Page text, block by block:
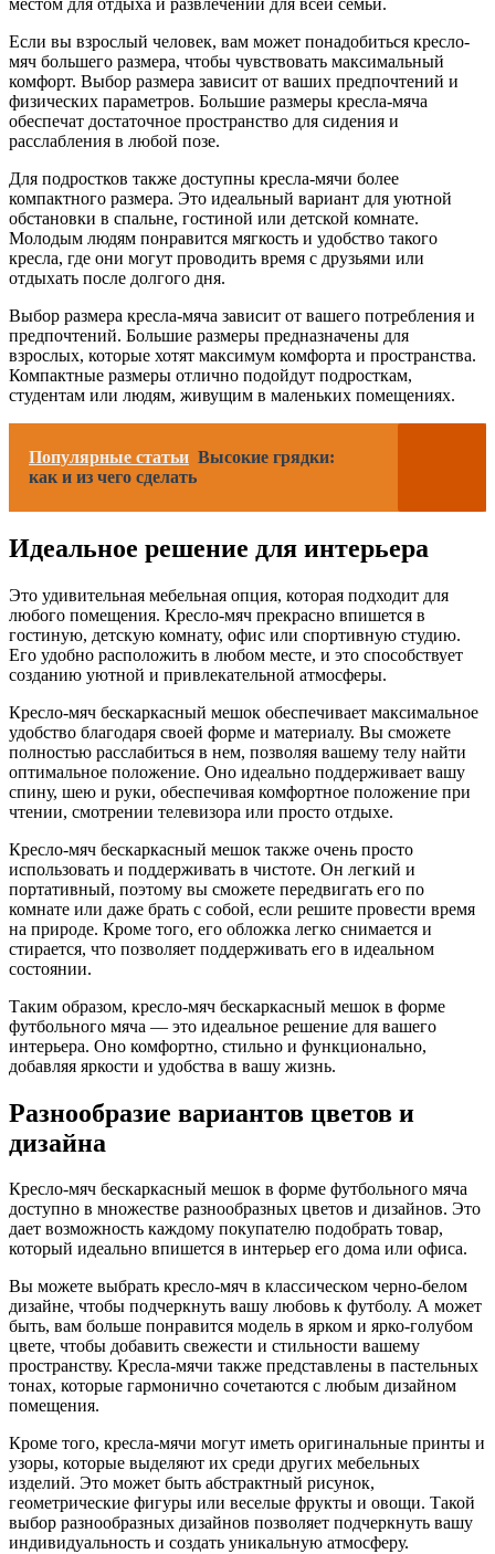
Если вы взрослый человек, вам может понадобиться кресло-
мяч большего размера, чтобы чувствовать максимальный
комфорт. Выбор размера зависит от ваших предпочтений и
физических параметров. Большие размеры кресла-мяча
обеспечат достаточное пространство для сидения и
расслабления в любой позе.
Для подростков также доступны кресла-мячи более
компактного размера. Это идеальный вариант для уютной
обстановки в спальне, гостиной или детской комнате.
Молодым людям понравится мягкость и удобство такого
кресла, где они могут проводить время с друзьями или
отдыхать после долгого дня.
Выбор размера кресла-мяча зависит от вашего потребления и
предпочтений. Большие размеры предназначены для
взрослых, которые хотят максимум комфорта и пространства.
Компактные размеры отлично подойдут подросткам,
студентам или людям, живущим в маленьких помещениях.
Популярные статьи Высокие грядки:
как и из чего сделать
Идеальное решение для интерьера
Это удивительная мебельная опция, которая подходит для
любого помещения. Кресло-мяч прекрасно впишется в
гостиную, детскую комнату, офис или спортивную студию.
Его удобно расположить в любом месте, и это способствует
созданию уютной и привлекательной атмосферы.
Кресло-мяч бескаркасный мешок обеспечивает максимальное
удобство благодаря своей форме и материалу. Вы сможете
полностью расслабиться в нем, позволяя вашему телу найти
оптимальное положение. Оно идеально поддерживает вашу
спину, шею и руки, обеспечивая комфортное положение при
чтении, смотрении телевизора или просто отдыхе.
Кресло-мяч бескаркасный мешок также очень просто
использовать и поддерживать в чистоте. Он легкий и
портативный, поэтому вы сможете передвигать его по
комнате или даже брать с собой, если решите провести время
на природе. Кроме того, его обложка легко снимается и
стирается, что позволяет поддерживать его в идеальном
состоянии.
Таким образом, кресло-мяч бескаркасный мешок в форме
футбольного мяча — это идеальное решение для вашего
интерьера. Оно комфортно, стильно и функционально,
добавляя яркости и удобства в вашу жизнь.
Разнообразие вариантов цветов и
дизайна
Кресло-мяч бескаркасный мешок в форме футбольного мяча
доступно в множестве разнообразных цветов и дизайнов. Это
дает возможность каждому покупателю подобрать товар,
который идеально впишется в интерьер его дома или офиса.
Вы можете выбрать кресло-мяч в классическом черно-белом
дизайне, чтобы подчеркнуть вашу любовь к футболу. А может
быть, вам больше понравится модель в ярком и ярко-голубом
цвете, чтобы добавить свежести и стильности вашему
пространству. Кресла-мячи также представлены в пастельных
тонах, которые гармонично сочетаются с любым дизайном
помещения.
Кроме того, кресла-мячи могут иметь оригинальные принты и
узоры, которые выделяют их среди других мебельных
изделий. Это может быть абстрактный рисунок,
геометрические фигуры или веселые фрукты и овощи. Такой
выбор разнообразных дизайнов позволяет подчеркнуть вашу
индивидуальность и создать уникальную атмосферу.